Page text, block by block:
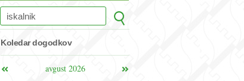
Koledar dogodkov
avgust 2026